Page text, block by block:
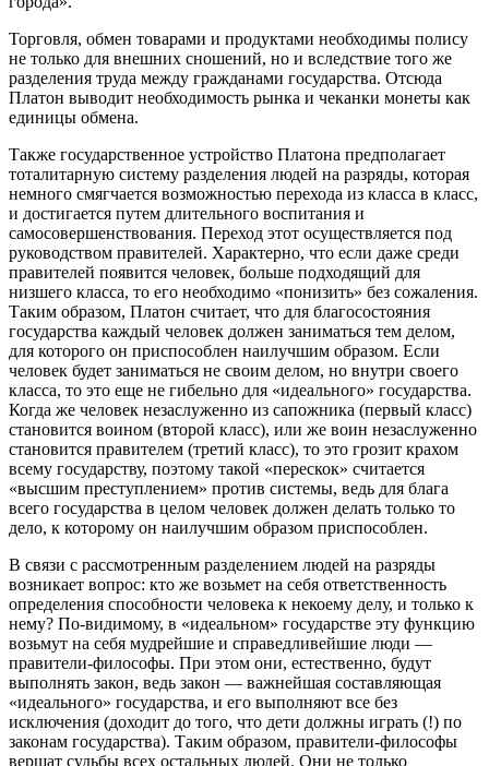
Торговля, обмен товарами и продуктами необходимы полису
не только для внешних сношений, но и вследствие того же
разделения труда между гражданами государства. Отсюда
Платон выводит необходимость рынка и чеканки монеты как
единицы обмена.
Также государственное устройство Платона предполагает
тоталитарную систему разделения людей на разряды, которая
немного смягчается возможностью перехода из класса в класс,
и достигается путем длительного воспитания и
самосовершенствования. Переход этот осуществляется под
руководством правителей. Характерно, что если даже среди
правителей появится человек, больше подходящий для
низшего класса, то его необходимо «понизить» без сожаления.
Таким образом, Платон считает, что для благосостояния
государства каждый человек должен заниматься тем делом,
для которого он приспособлен наилучшим образом. Если
человек будет заниматься не своим делом, но внутри своего
класса, то это еще не гибельно для «идеального» государства.
Когда же человек незаслуженно из сапожника (первый класс)
становится воином (второй класс), или же воин незаслуженно
становится правителем (третий класс), то это грозит крахом
всему государству, поэтому такой «перескок» считается
«высшим преступлением» против системы, ведь для блага
всего государства в целом человек должен делать только то
дело, к которому он наилучшим образом приспособлен.
В связи с рассмотренным разделением людей на разряды
возникает вопрос: кто же возьмет на себя ответственность
определения способности человека к некоему делу, и только к
нему? По-видимому, в «идеальном» государстве эту функцию
возьмут на себя мудрейшие и справедливейшие люди —
правители-философы. При этом они, естественно, будут
выполнять закон, ведь закон — важнейшая составляющая
«идеального» государства, и его выполняют все без
исключения (доходит до того, что дети должны играть (!) по
законам государства). Таким образом, правители-философы
вершат судьбы всех остальных людей. Они не только